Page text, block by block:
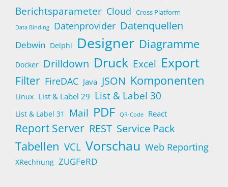
Berichtsparameter Cloud Cross Platform
Data Binding Datenprovider Datenquellen
Debwin Delphi Designer Diagramme
Docker Drilldown Druck Excel Export
Filter FireDAC Java JSON Komponenten
Linux List & Label 29 List & Label 30
List & Label 31 Mail PDF QR-Code React
Report Server REST Service Pack
Tabellen VCL Vorschau Web Reporting
XRechnung ZUGFeRD